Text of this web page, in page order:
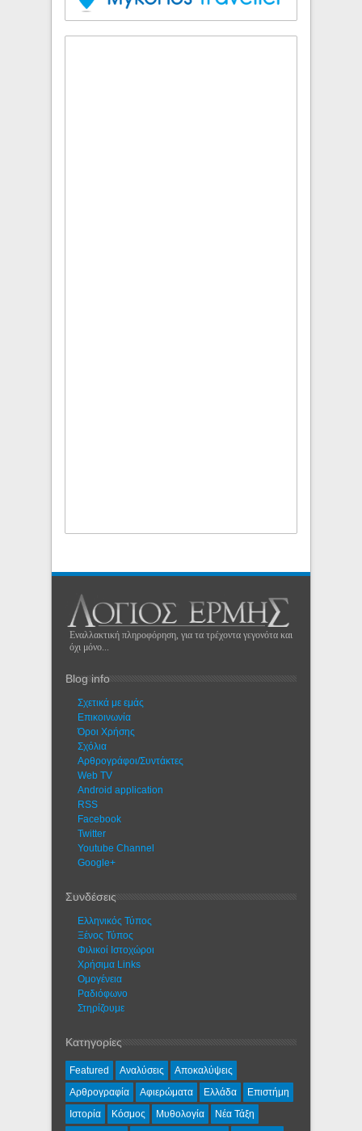
Εναλλακτική πληροφόρηση, για τα τρέχοντα γεγονότα και
όχι μόνο...
Blog info
Σχετικά με εμάς
Eπικοινωνία
Όροι Χρήσης
Σχόλια
Αρθρογράφοι/Συντάκτες
Web TV
Android application
RSS
Facebook
Twitter
Youtube Channel
Google+
Συνδέσεις
Ελληνικός Τύπος
Ξένος Τύπος
Φιλικοί Ιστοχώροι
Χρήσιμα Links
Ομογένεια
Ραδιόφωνο
Στηρίζουμε
Κατηγορίες
Featured Αναλύσεις
Αποκαλύψεις
Αρθρογραφία
Αφιερώματα Ελλάδα
Επιστήμη
Ιστορία
Κόσμος Μυθολογία
Νέα Τάξη